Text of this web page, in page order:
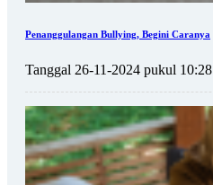
Penanggulangan Bullying, Begini Caranya
Tanggal 26-11-2024 pukul 10:28